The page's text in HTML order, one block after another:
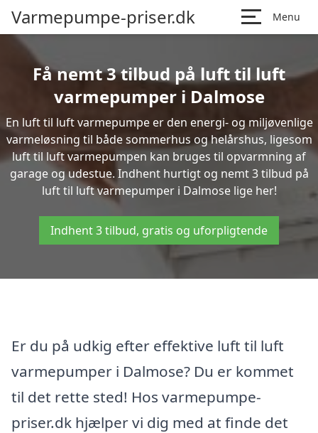
Varmepumpe-priser.dk Menu
Få nemt 3 tilbud på luft til luft
varmepumper i Dalmose
En luft til luft varmepumpe er den energi- og miljøvenlige
varmeløsning til både sommerhus og helårshus, ligesom
luft til luft varmepumpen kan bruges til opvarmning af
garage og udestue. Indhent hurtigt og nemt 3 tilbud på
luft til luft varmepumper i Dalmose lige her!
Indhent 3 tilbud, gratis og uforpligtende
Er du på udkig efter effektive luft til luft
varmepumper i Dalmose? Du er kommet
til det rette sted! Hos varmepumpe-
priser.dk hjælper vi dig med at finde det